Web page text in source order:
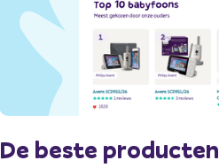
De beste producten